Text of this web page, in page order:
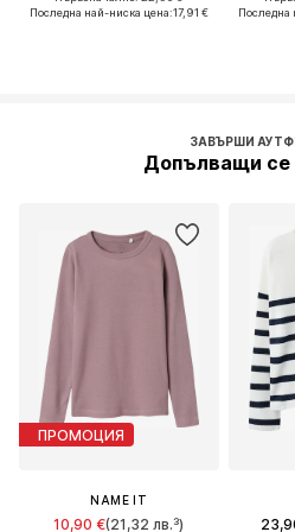
Последна най-ниска цена:17,91 €
Последна
ЗАВЪРШИ
Допълващи се
ПРОМОЦИЯ
NAME IT
10,90 €(21,32 лв.³)